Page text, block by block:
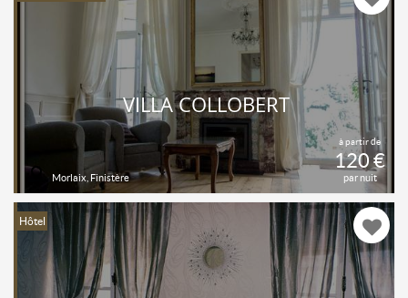
à partir de
120 €
par nuit
VILLA COLLOBERT
Morlaix, Finistère
Hôtel